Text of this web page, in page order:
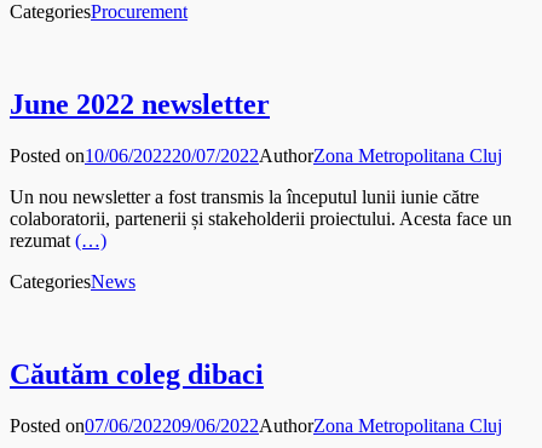
CategoriesProcurement
June 2022 newsletter
Posted on10/06/202220/07/2022AuthorZona Metropolitana Cluj
Un nou newsletter a fost transmis la începutul lunii iunie către
colaboratorii, partenerii și stakeholderii proiectului. Acesta face un
rezumat (…)
CategoriesNews
Căutăm coleg dibaci
Posted on07/06/202209/06/2022AuthorZona Metropolitana Cluj